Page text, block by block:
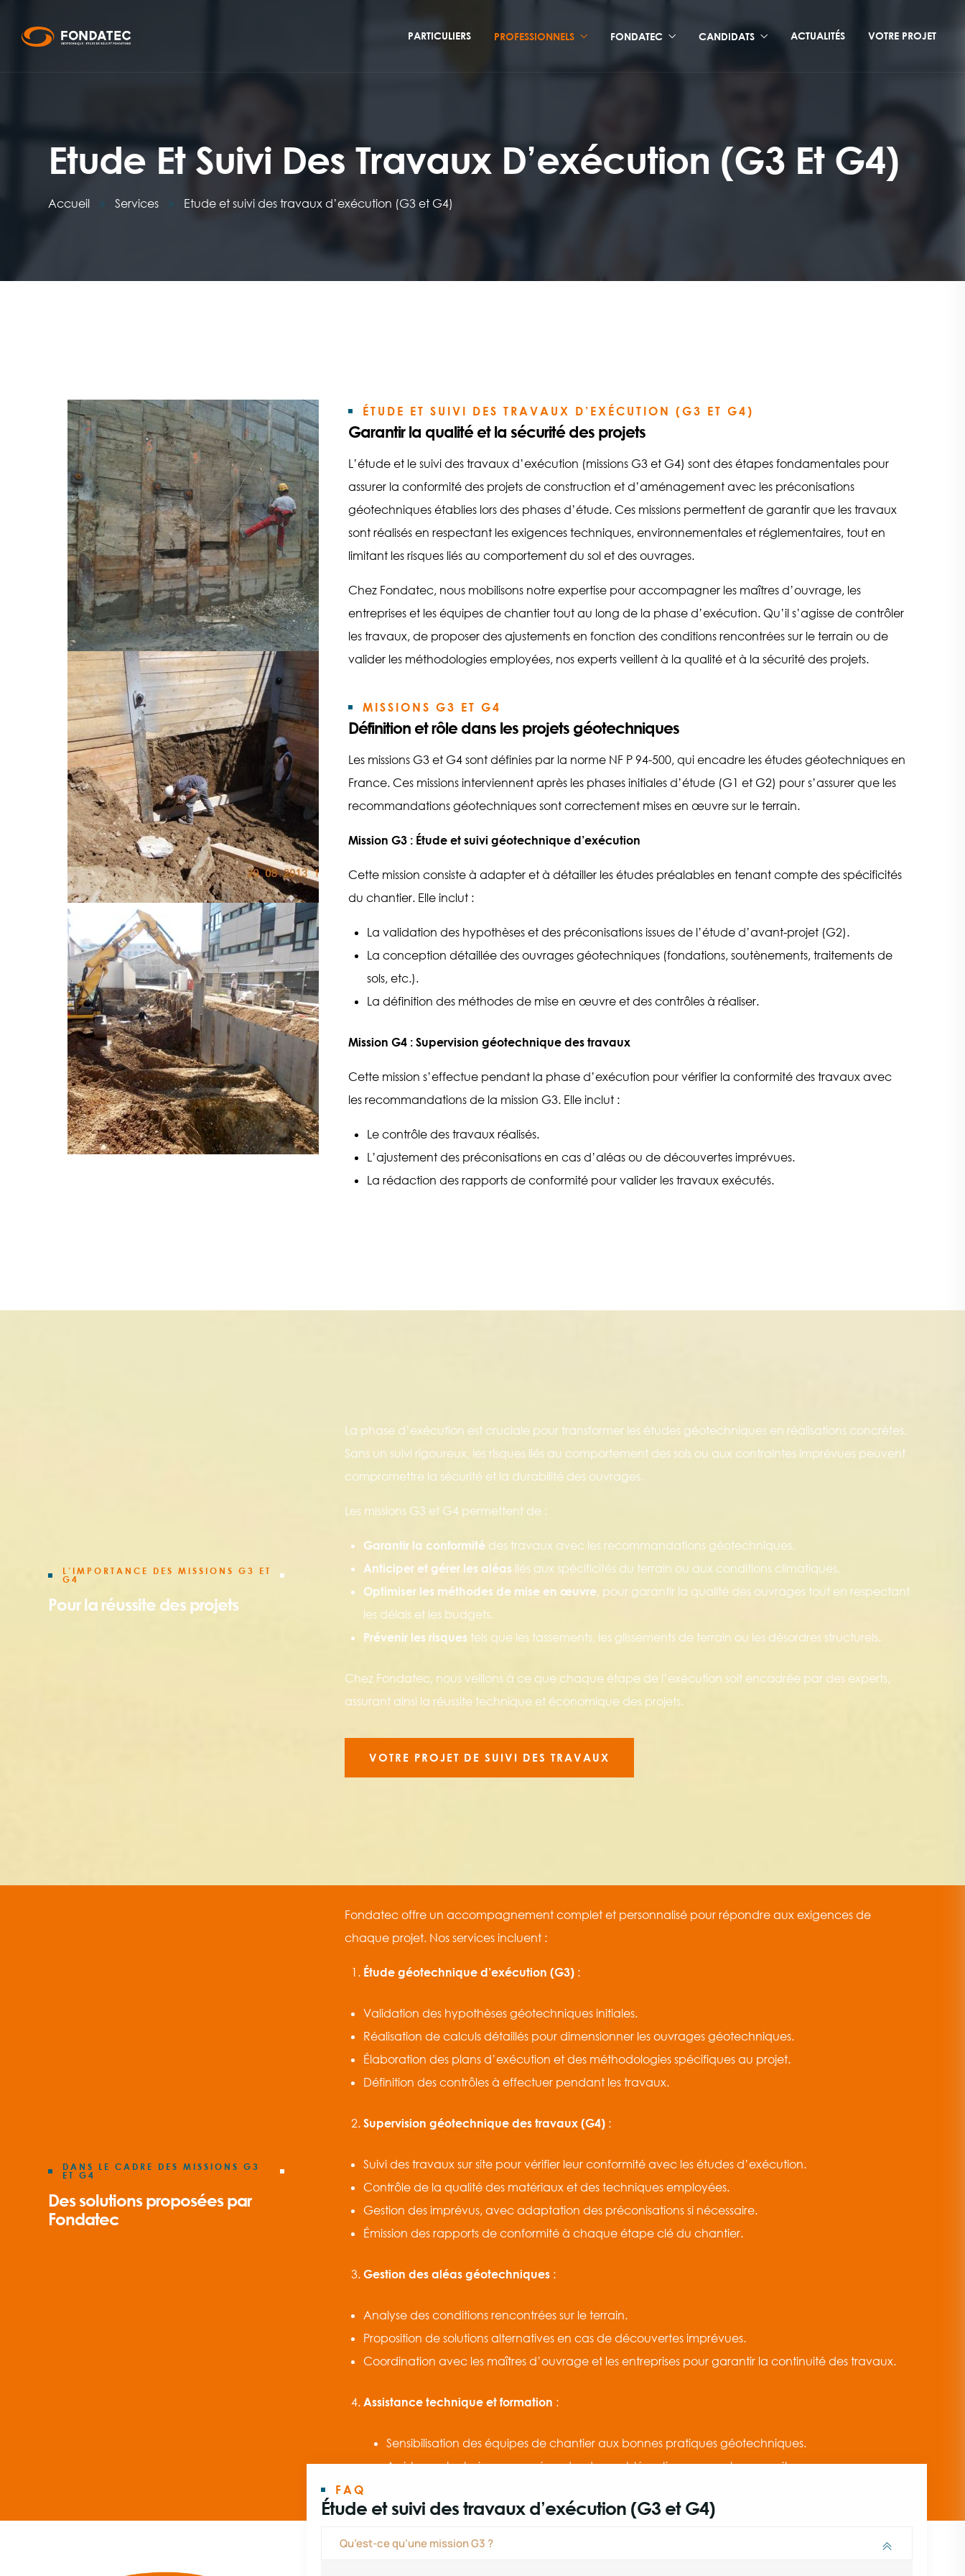
PARTICULIERS PROFESSIONNELS FONDATEC CANDIDATS ACTUALITÉS VOTRE PROJET
Etude Et Suivi Des Travaux D’exécution (G3 Et G4)
Accueil Services Etude et suivi des travaux d’exécution (G3 et G4)
ÉTUDE ET SUIVI DES TRAVAUX D’EXÉCUTION (G3 ET G4)
Garantir la qualité et la sécurité des projets
L’étude et le suivi des travaux d’exécution (missions G3 et G4) sont des étapes fondamentales pour
assurer la conformité des projets de construction et d’aménagement avec les préconisations
géotechniques établies lors des phases d’étude. Ces missions permettent de garantir que les travaux
sont réalisés en respectant les exigences techniques, environnementales et réglementaires, tout en
limitant les risques liés au comportement du sol et des ouvrages.
Chez Fondatec, nous mobilisons notre expertise pour accompagner les maîtres d’ouvrage, les
entreprises et les équipes de chantier tout au long de la phase d’exécution. Qu’il s’agisse de contrôler
les travaux, de proposer des ajustements en fonction des conditions rencontrées sur le terrain ou de
valider les méthodologies employées, nos experts veillent à la qualité et à la sécurité des projets.
MISSIONS G3 ET G4
Définition et rôle dans les projets géotechniques
Les missions G3 et G4 sont définies par la norme NF P 94-500, qui encadre les études géotechniques en
France. Ces missions interviennent après les phases initiales d’étude (G1 et G2) pour s’assurer que les
recommandations géotechniques sont correctement mises en œuvre sur le terrain.
Mission G3 : Étude et suivi géotechnique d’exécution
Cette mission consiste à adapter et à détailler les études préalables en tenant compte des spécificités
du chantier. Elle inclut :
La validation des hypothèses et des préconisations issues de l’étude d’avant-projet (G2).
La conception détaillée des ouvrages géotechniques (fondations, soutènements, traitements de
sols, etc.).
La définition des méthodes de mise en œuvre et des contrôles à réaliser.
Mission G4 : Supervision géotechnique des travaux
Cette mission s’effectue pendant la phase d’exécution pour vérifier la conformité des travaux avec
les recommandations de la mission G3. Elle inclut :
Le contrôle des travaux réalisés.
L’ajustement des préconisations en cas d’aléas ou de découvertes imprévues.
La rédaction des rapports de conformité pour valider les travaux exécutés.
L’IMPORTANCE DES MISSIONS G3 ET
G4
Pour la réussite des projets
La phase d’exécution est cruciale pour transformer les études géotechniques en réalisations concrètes.
Sans un suivi rigoureux, les risques liés au comportement des sols ou aux contraintes imprévues peuvent
compromettre la sécurité et la durabilité des ouvrages.
Les missions G3 et G4 permettent de :
Garantir la conformitédes travaux avec les recommandations géotechniques.
Anticiper et gérer les aléasliés aux spécificités du terrain ou aux conditions climatiques.
Optimiser les méthodes de mise en œuvre, pour garantir la qualité des ouvrages tout en respectant
les délais et les budgets.
Prévenir les risquestels que les tassements, les glissements de terrain ou les désordres structurels.
Chez Fondatec, nous veillons à ce que chaque étape de l’exécution soit encadrée par des experts,
assurant ainsi la réussite technique et économique des projets.
VOTRE PROJET DE SUIVI DES TRAVAUX
DANS LE CADRE DES MISSIONS G3
ET G4
Des solutions proposées par
Fondatec
Fondatec offre un accompagnement complet et personnalisé pour répondre aux exigences de
chaque projet. Nos services incluent :
Étude géotechnique d’exécution (G3):
Validation des hypothèses géotechniques initiales.
Réalisation de calculs détaillés pour dimensionner les ouvrages géotechniques.
Élaboration des plans d’exécution et des méthodologies spécifiques au projet.
Définition des contrôles à effectuer pendant les travaux.
Supervision géotechnique des travaux (G4):
Suivi des travaux sur site pour vérifier leur conformité avec les études d’exécution.
Contrôle de la qualité des matériaux et des techniques employées.
Gestion des imprévus, avec adaptation des préconisations si nécessaire.
Émission des rapports de conformité à chaque étape clé du chantier.
Gestion des aléas géotechniques:
Analyse des conditions rencontrées sur le terrain.
Proposition de solutions alternatives en cas de découvertes imprévues.
Coordination avec les maîtres d’ouvrage et les entreprises pour garantir la continuité des travaux.
Assistance technique et formation :
Sensibilisation des équipes de chantier aux bonnes pratiques géotechniques.
Assistance technique pour résoudre des problématiques complexes sur site.
FAQ
Étude et suivi des travaux d’exécution (G3 et G4)
Qu’est-ce qu’une mission G3 ?